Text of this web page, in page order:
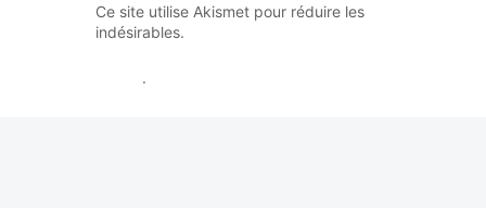
Ce site utilise Akismet pour réduire les
indésirables.
.